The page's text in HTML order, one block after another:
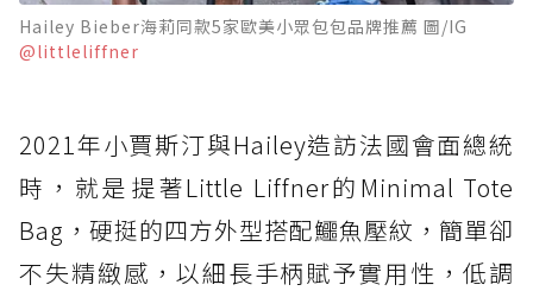
Hailey Bieber海莉同款5家歐美小眾包包品牌推薦 圖/IG
@littleliffner
2021年小賈斯汀與Hailey造訪法國會面總統
時，就是提著Little Liffner的Minimal Tote
Bag，硬挺的四方外型搭配鱷魚壓紋，簡單卻
不失精緻感，以細長手柄賦予實用性，低調